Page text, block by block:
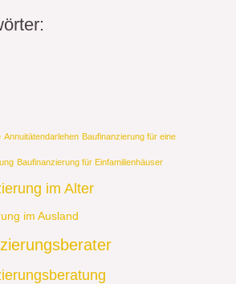
Annuitätendarlehen Baufinanzierung für eine
Baufinanzierung für Einfamilienhäuser
im Alter
im Ausland